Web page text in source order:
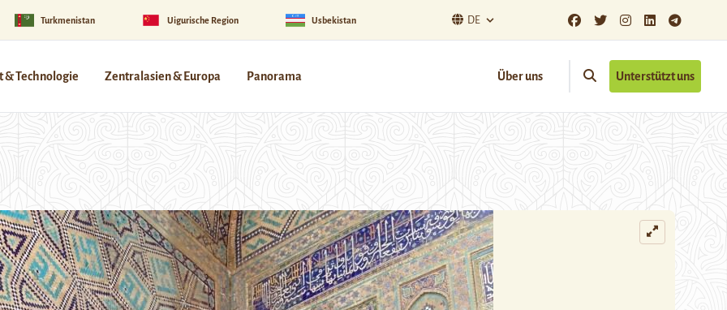
Turkmenistan Uigurische Region Usbekistan DE
& Technologie Zentralasien & Europa Panorama Über uns Unterstützt uns